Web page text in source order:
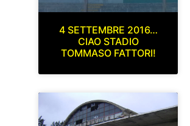
4 SETTEMBRE 2016…
CIAO STADIO
TOMMASO FATTORI!